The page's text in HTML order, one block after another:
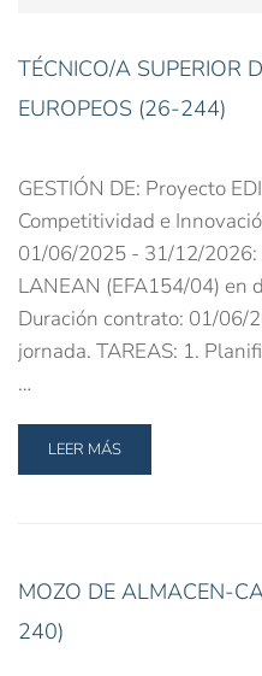
TÉCNICO/A SUPERIOR
EUROPEOS (26-244)
GESTIÓN DE: Proyecto
Competitividad e
01/06/2025 - 31/12/
LANEAN (EFA154/04) en
Duración contrato: 01/
jornada. TAREAS: 1.
…
LEER MÁS
MOZO DE ALMACEN-
240)